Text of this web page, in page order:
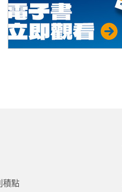
積點